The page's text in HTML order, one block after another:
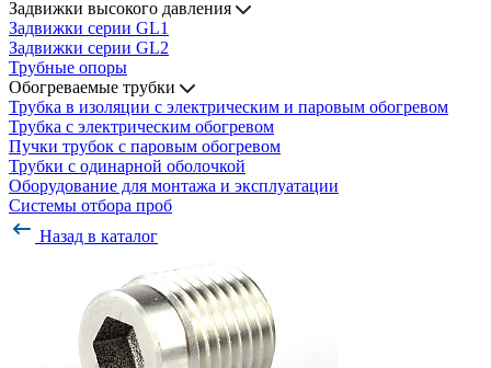
Задвижки высокого давления
Задвижки серии GL1
Задвижки серии GL2
Трубные опоры
Обогреваемые трубки
Трубка в изоляции с электрическим и паровым обогревом
Трубка с электрическим обогревом
Пучки трубок с паровым обогревом
Трубки с одинарной оболочкой
Оборудование для монтажа и эксплуатации
Системы отбора проб
Назад в каталог